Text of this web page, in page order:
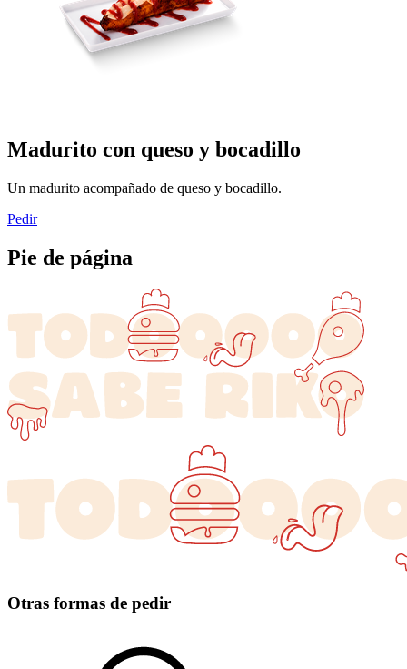
Madurito con queso y bocadillo
Un madurito acompañado de queso y bocadillo.
Pedir
Pie de página
Otras formas de pedir